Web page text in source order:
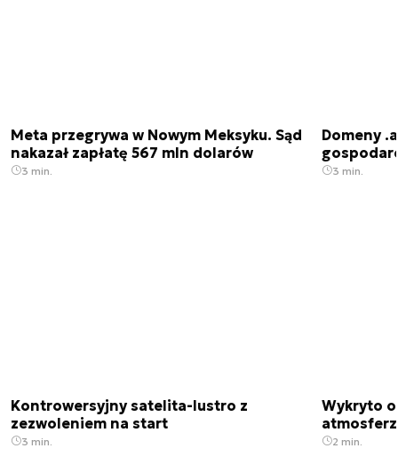
Meta przegrywa w Nowym Meksyku. Sąd
nakazał zapłatę 567 mln dolarów
3 min.
Domeny
3 min.
Kontrowersyjny satelita-lustro z
zezwoleniem na start
3 min.
Wykryto
2 min.